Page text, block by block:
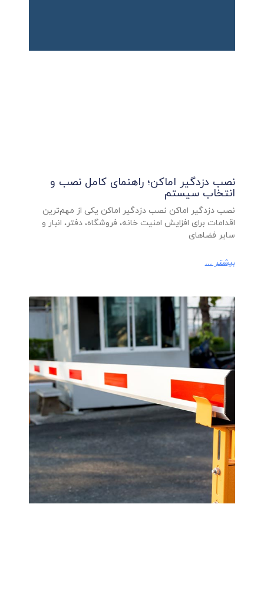
نصب دزدگیر اماکن؛ راهنمای کامل نصب و
انتخاب سیستم
نصب دزدگیر اماکن نصب دزدگیر اماکن یکی از مهم‌ترین
اقدامات برای افزایش امنیت خانه، فروشگاه، دفتر، انبار و
سایر فضاهای
بیشتر ...